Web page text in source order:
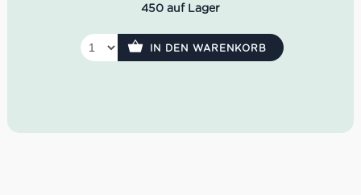
450 auf Lager
IN DEN WARENKORB